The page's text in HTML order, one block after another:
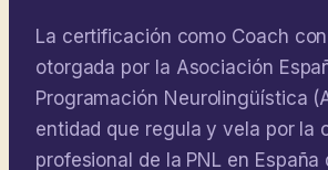
La certificación como Coach con
otorgada por la Asociación
Programación Neurolingüística
entidad que regula y vela por la
profesional de la PNL en España